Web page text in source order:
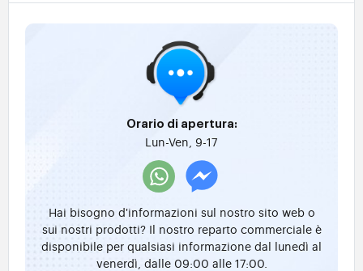
Orario di apertura:
Lun-Ven, 9-17
Hai bisogno d'informazioni sul nostro sito web o
sui nostri prodotti? Il nostro reparto commerciale è
disponibile per qualsiasi informazione dal lunedì al
venerdì, dalle 09:00 alle 17:00.